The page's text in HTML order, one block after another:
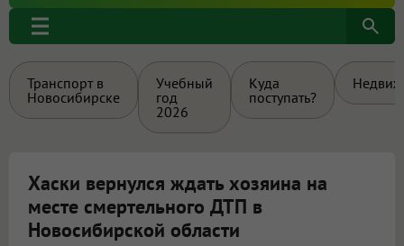
Транспорт в
Новосибирске
Учебный
год
2026
Куда
поступать?
Хаски вернулся ждать хозяина на
месте смертельного ДТП в
Новосибирской области